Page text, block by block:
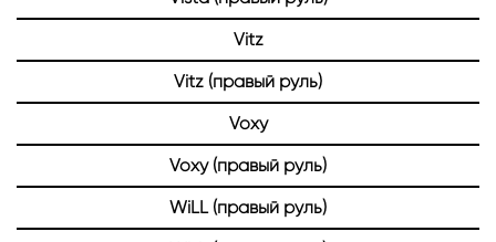
Vitz
Vitz (правый руль)
Voxy
Voxy (правый руль)
WiLL (правый руль)